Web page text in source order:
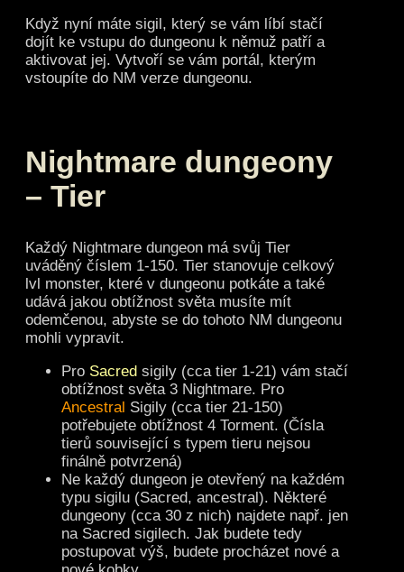
Když nyní máte sigil, který se vám líbí stačí
dojít ke vstupu do dungeonu k němuž patří a
aktivovat jej. Vytvoří se vám portál, kterým
vstoupíte do NM verze dungeonu.
Nightmare dungeony
– Tier
Každý Nightmare dungeon má svůj Tier
uváděný číslem 1-150. Tier stanovuje celkový
lvl monster, které v dungeonu potkáte a také
udává jakou obtížnost světa musíte mít
odemčenou, abyste se do tohoto NM dungeonu
mohli vypravit.
Pro Sacred sigily (cca tier 1-21) vám stačí
obtížnost světa 3 Nightmare. Pro
Ancestral Sigily (cca tier 21-150)
potřebujete obtížnost 4 Torment. (Čísla
tierů související s typem tieru nejsou
finálně potvrzená)
Ne každý dungeon je otevřený na každém
typu sigilu (Sacred, ancestral). Některé
dungeony (cca 30 z nich) najdete např. jen
na Sacred sigilech. Jak budete tedy
postupovat výš, budete procházet nové a